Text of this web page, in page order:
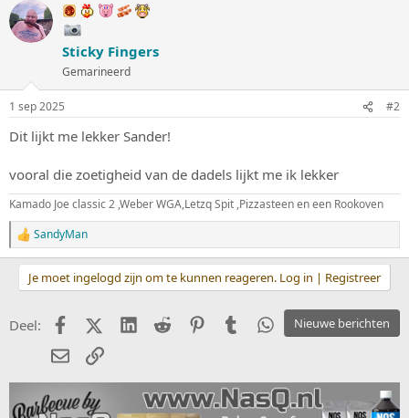
r
d
e
e
:
Sticky Fingers
Gemarineerd
1 sep 2025 #2
Dit lijkt me lekker Sander!
vooral die zoetigheid van de dadels lijkt me ik lekker
Kamado Joe classic 2 ,Weber WGA,Letzq Spit ,Pizzasteen en een Rookoven
W
a
a
r
e
n
SandyMan
Je moet ingelogd zijn om te kunnen reageren. Log in | Registreer
Nieuwe berichten
Deel: FacebookX (Twitter)
LinkedIn
Reddit PinterestTumblrWhatsApp
E-mailkoppeling